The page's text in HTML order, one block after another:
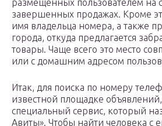
размещенных пользователем на
завершенных продажах. Кроме
имя владельца номера, а также
города, откуда предлагается
товары. Чаще всего это место
или с домашним адресом
Итак, для поиска по номеру
известной площадке
специальный сервис, который
Авиты». Чтобы найти человека с